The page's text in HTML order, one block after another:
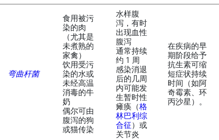
弯曲杆菌
食用被污
染的肉
（尤其是
未煮熟的
家禽）
饮用受污
染的水或
未经高温
消毒的牛
奶
偶尔可由
腹泻的狗
或猫传染
水样腹
泻，有时
出现血性
腹泻
通常持续
约 1 周
感染消退
后的几周
内可能发
生暂时性
瘫痪（格
林巴利综
合征）或
关节炎
在疾病的早
期阶段给予
抗生素可缩
短症状持续
时间（如阿
奇霉素、环
丙沙星）。